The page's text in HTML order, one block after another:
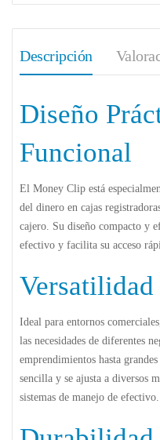
Descripción
Diseño
Funcional
El Money Clip está
del dinero en cajas
cajero. Su diseño compacto y
efectivo y facilita su acceso
Versatilidad
Ideal para entornos
las necesidades de diferentes
emprendimientos hasta
sencilla y se ajusta a diversos
sistemas de manejo de efectivo.